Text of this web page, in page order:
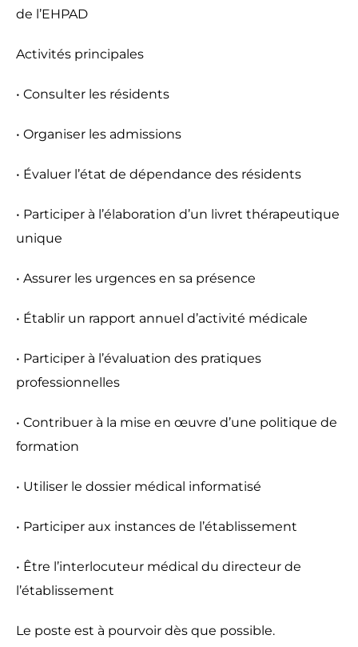
de l’EHPAD
Activités principales
• Consulter les résidents
• Organiser les admissions
• Évaluer l’état de dépendance des résidents
• Participer à l’élaboration d’un livret thérapeutique
unique
• Assurer les urgences en sa présence
• Établir un rapport annuel d’activité médicale
• Participer à l’évaluation des pratiques
professionnelles
• Contribuer à la mise en œuvre d’une politique de
formation
• Utiliser le dossier médical informatisé
• Participer aux instances de l’établissement
• Être l’interlocuteur médical du directeur de
l’établissement
Le poste est à pourvoir dès que possible.